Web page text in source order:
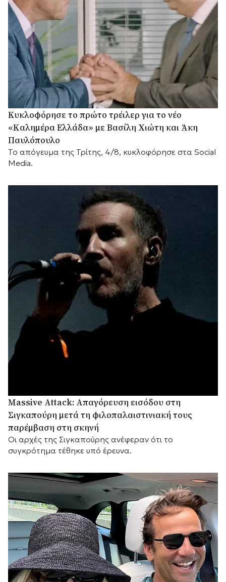
Κυκλοφόρησε το πρώτο τρέιλερ για το νέο
«Καλημέρα Ελλάδα» με Βασίλη Χιώτη και Άκη
Παυλόπουλο
Το απόγευμα της Τρίτης, 4/8, κυκλοφόρησε στα Social
Media.
Massive Attack: Απαγόρευση εισόδου στη
Σιγκαπούρη μετά τη φιλοπαλαιστινιακή τους
παρέμβαση στη σκηνή
Οι αρχές της Σιγκαπούρης ανέφεραν ότι το
συγκρότημα τέθηκε υπό έρευνα.